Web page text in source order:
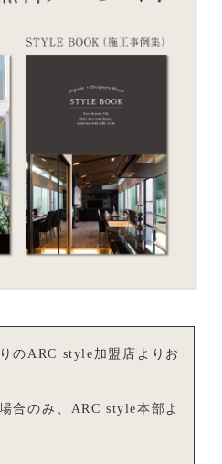
のARC style加盟店よりお
合のみ、ARC style本部よ